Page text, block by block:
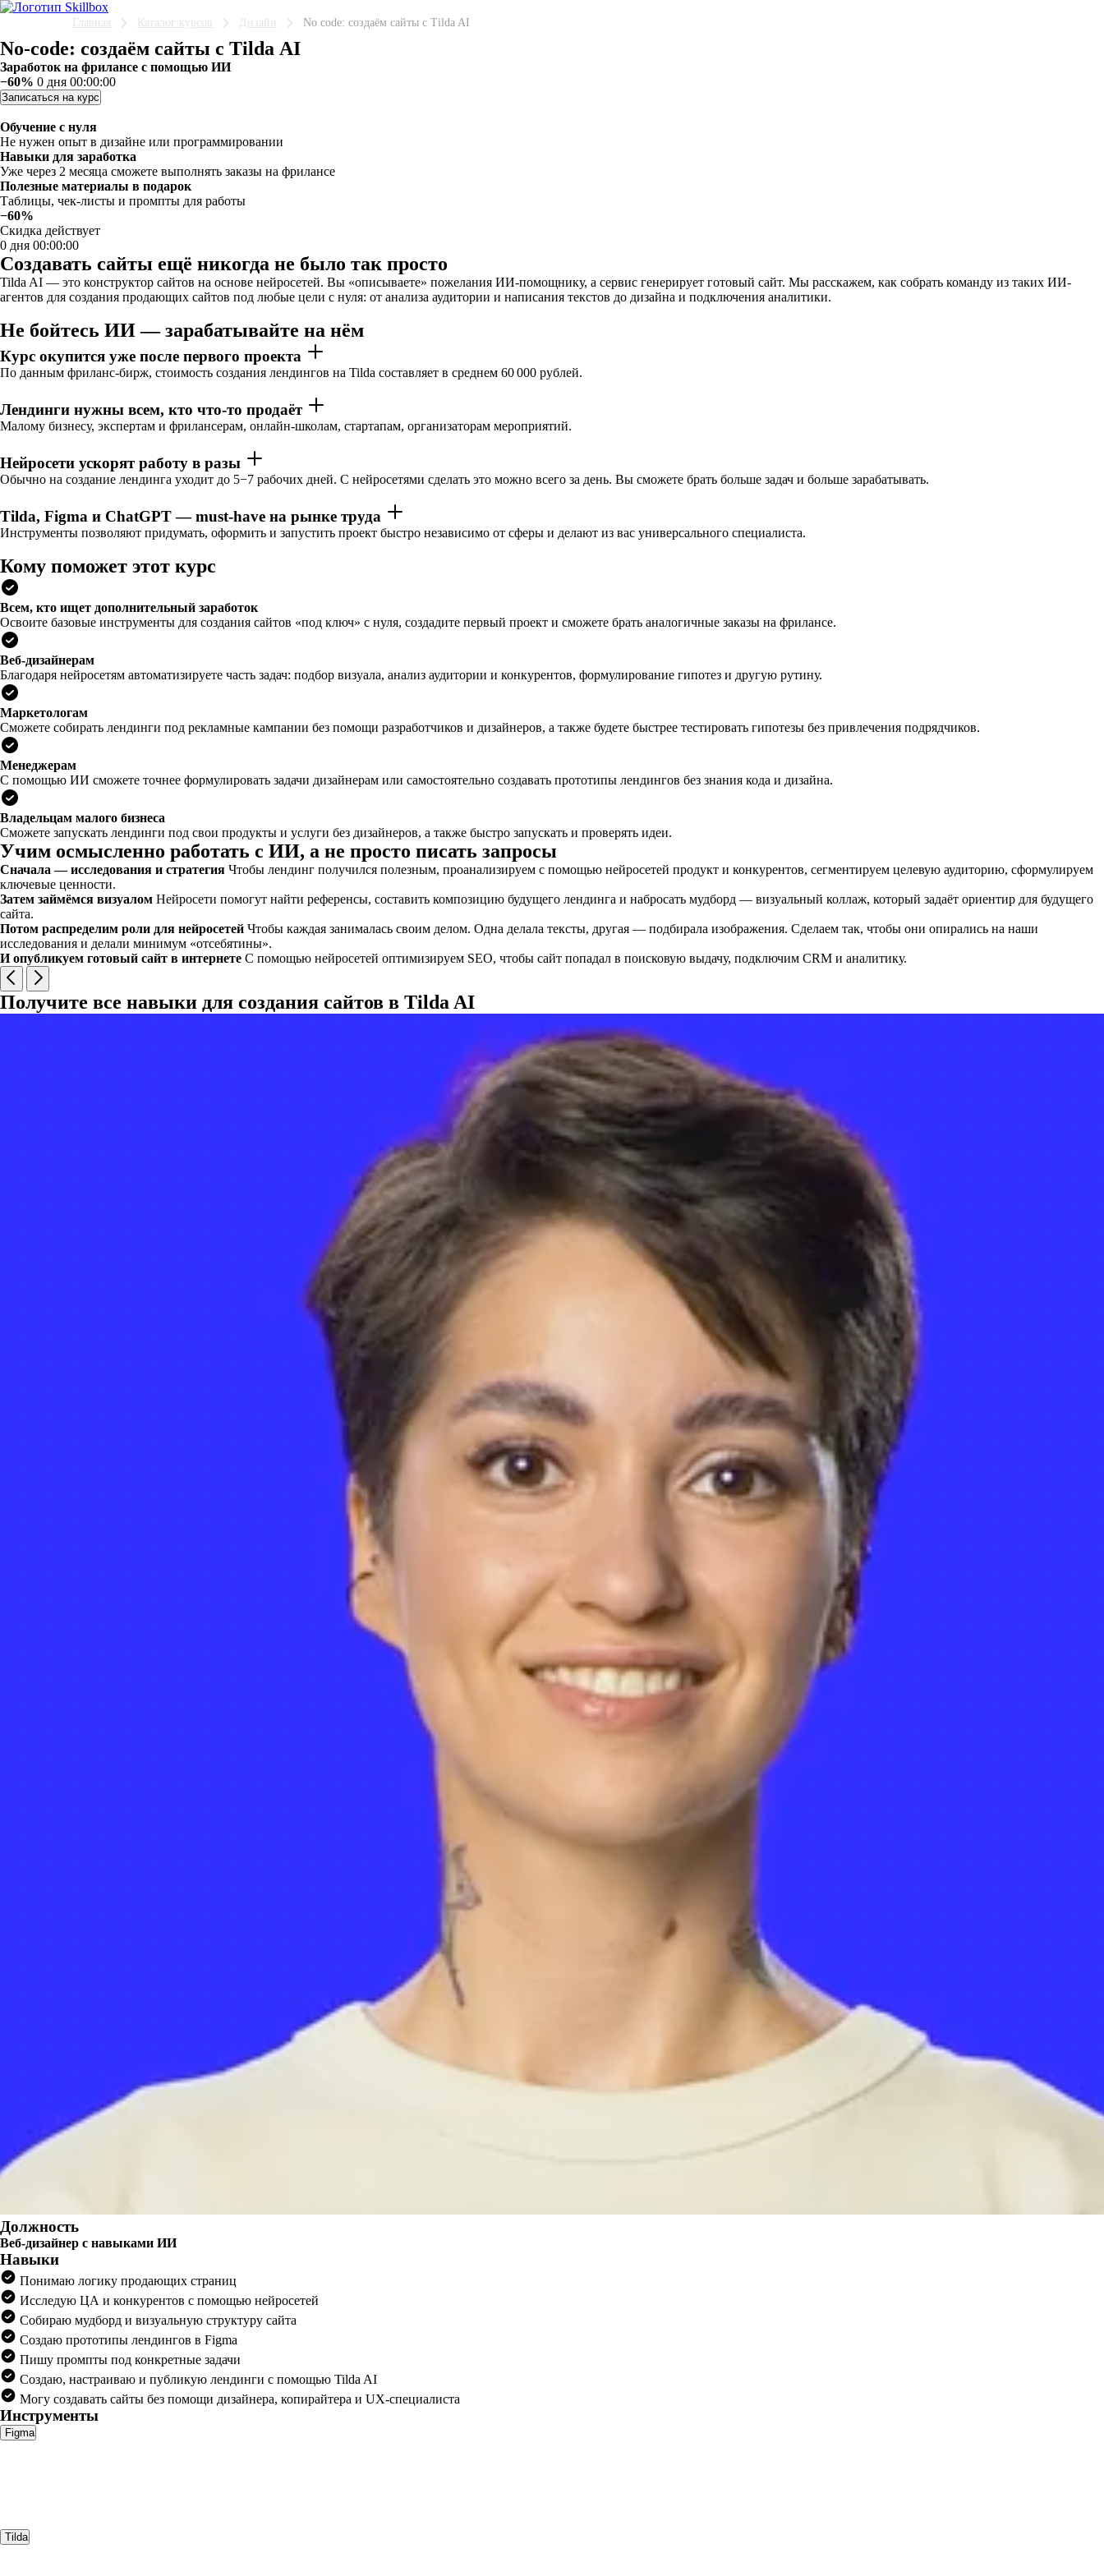
Главная Каталог курсов Дизайн No code: создаём сайты с Tilda AI
No-code: создаём сайты с Tilda AI
Заработок на фрилансе с помощью ИИ
−60% 0 дня 00:00:00
Записаться на курс
Обучение с нуля
Не нужен опыт в дизайне или программировании
Навыки для заработка
Уже через 2 месяца сможете выполнять заказы на фрилансе
Полезные материалы в подарок
Таблицы, чек-листы и промпты для работы
−60%
Скидка действует
0 дня 00:00:00
Создавать сайты ещё никогда не было так просто
Tilda AI — это конструктор сайтов на основе нейросетей. Вы «описываете» пожелания ИИ-помощнику, а сервис генерирует готовый сайт. Мы расскажем, как собрать команду из таких ИИ-
агентов для создания продающих сайтов под любые цели с нуля: от анализа аудитории и написания текстов до дизайна и подключения аналитики.
Не бойтесь ИИ — зарабатывайте на нём
Курс окупится уже после первого проекта
По данным фриланс-бирж, стоимость создания лендингов на Tilda составляет в среднем 60 000 рублей.
Лендинги нужны всем, кто что-то продаёт
Малому бизнесу, экспертам и фрилансерам, онлайн-школам, стартапам, организаторам мероприятий.
Нейросети ускорят работу в разы
Обычно на создание лендинга уходит до 5−7 рабочих дней. С нейросетями сделать это можно всего за день. Вы сможете брать больше задач и больше зарабатывать.
Tilda, Figma и ChatGPT — must-have на рынке труда
Инструменты позволяют придумать, оформить и запустить проект быстро независимо от сферы и делают из вас универсального специалиста.
Кому поможет этот курс
Всем, кто ищет дополнительный заработок
Освоите базовые инструменты для создания сайтов «под ключ» с нуля, создадите первый проект и сможете брать аналогичные заказы на фрилансе.
Веб-дизайнерам
Благодаря нейросетям автоматизируете часть задач: подбор визуала, анализ аудитории и конкурентов, формулирование гипотез и другую рутину.
Маркетологам
Сможете собирать лендинги под рекламные кампании без помощи разработчиков и дизайнеров, а также будете быстрее тестировать гипотезы без привлечения подрядчиков.
Менеджерам
С помощью ИИ сможете точнее формулировать задачи дизайнерам или самостоятельно создавать прототипы лендингов без знания кода и дизайна.
Владельцам малого бизнеса
Сможете запускать лендинги под свои продукты и услуги без дизайнеров, а также быстро запускать и проверять идеи.
Учим осмысленно работать с ИИ, а не просто писать запросы
Сначала — исследования и стратегия Чтобы лендинг получился полезным, проанализируем с помощью нейросетей продукт и конкурентов, сегментируем целевую аудиторию, сформулируем
ключевые ценности.
Затем займёмся визуалом Нейросети помогут найти референсы, составить композицию будущего лендинга и набросать мудборд — визуальный коллаж, который задаёт ориентир для будущего
сайта.
Потом распределим роли для нейросетей Чтобы каждая занималась своим делом. Одна делала тексты, другая — подбирала изображения. Сделаем так, чтобы они опирались на наши
исследования и делали минимум «отсебятины».
И опубликуем готовый сайт в интернете С помощью нейросетей оптимизируем SEO, чтобы сайт попадал в поисковую выдачу, подключим CRM и аналитику.
Получите все навыки для создания сайтов в Tilda AI
Должность
Веб-дизайнер с навыками ИИ
Навыки
Понимаю логику продающих страниц
Исследую ЦА и конкурентов с помощью нейросетей
Собираю мудборд и визуальную структуру сайта
Создаю прототипы лендингов в Figma
Пишу промпты под конкретные задачи
Создаю, настраиваю и публикую лендинги с помощью Tilda AI
Могу создавать сайты без помощи дизайнера, копирайтера и UX-специалиста
Инструменты
Figma
Tilda